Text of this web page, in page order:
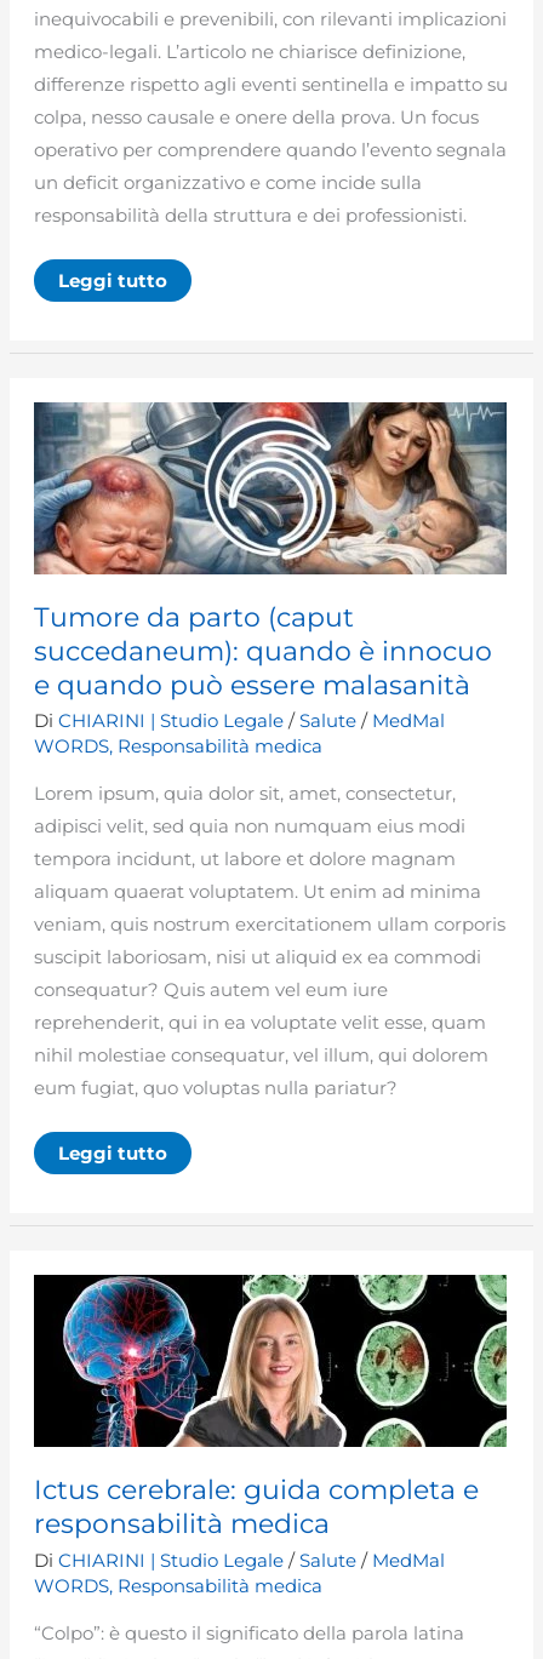
inequivocabili e prevenibili, con rilevanti implicazioni
medico-legali. L’articolo ne chiarisce definizione,
differenze rispetto agli eventi sentinella e impatto su
colpa, nesso causale e onere della prova. Un focus
operativo per comprendere quando l’evento segnala
un deficit organizzativo e come incide sulla
responsabilità della struttura e dei professionisti.
Never
events:
quadro
implicazioni
medico-
legali
Leggi tutto
Tumore da parto (caput
succedaneum): quando è innocuo
e quando può essere malasanità
DiCHIARINI | Studio Legale/Salute / MedMal
WORDS, Responsabilità medica
Lorem ipsum, quia dolor sit, amet, consectetur,
adipisci velit, sed quia non numquam eius modi
tempora incidunt, ut labore et dolore magnam
aliquam quaerat voluptatem. Ut enim ad minima
veniam, quis nostrum exercitationem ullam corporis
suscipit laboriosam, nisi ut aliquid ex ea commodi
consequatur? Quis autem vel eum iure
reprehenderit, qui in ea voluptate velit esse, quam
nihil molestiae consequatur, vel illum, qui dolorem
eum fugiat, quo voluptas nulla pariatur?
Tumore
da
succedaneum):
innocuo
quando
può
essere
malasanità
Leggi tutto
Ictus cerebrale: guida completa e
responsabilità medica
DiCHIARINI | Studio Legale/Salute / MedMal
WORDS, Responsabilità medica
“Colpo”: è questo il significato della parola latina